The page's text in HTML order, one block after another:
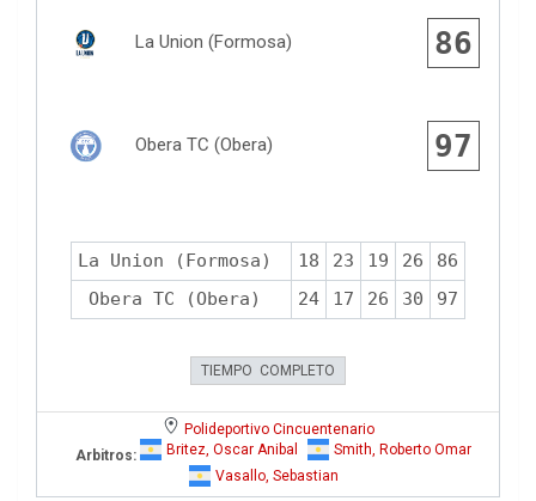
La Union (Formosa) 86
Obera TC (Obera) 97
La Union (Formosa) 18 23 19 26
86
Obera TC (Obera)
24 17 26 30 97
TIEMPO COMPLETO
Polideportivo Cincuentenario
Arbitros:
Britez, Oscar Anibal
Smith, Roberto Omar
Vasallo, Sebastian